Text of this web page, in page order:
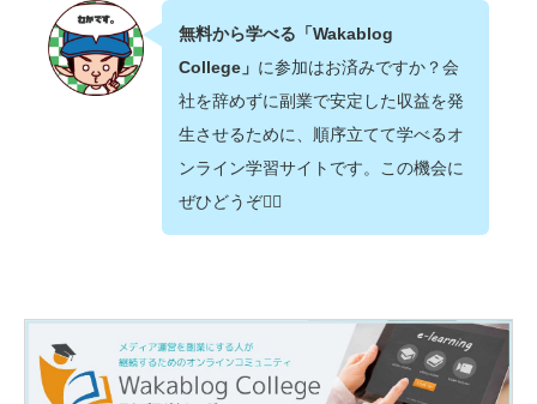
無料から学べる「Wakablog
College」 に参加はお済みですか？会
社を辞めずに副業で安定した収益を発
生させるために、順序立てて学べるオ
ンライン学習サイトです。この機会に
ぜひどうぞ💁‍♂️